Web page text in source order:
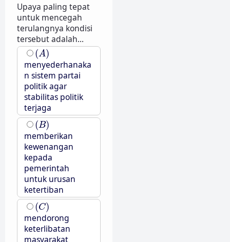
Upaya paling tepat
untuk mencegah
terulangnya kondisi
tersebut adalah...
(A)
(A)
menyederhanaka
n sistem partai
politik agar
stabilitas politik
terjaga
(B)
(B)
memberikan
kewenangan
kepada
pemerintah
untuk urusan
ketertiban
(C)
(C)
mendorong
keterlibatan
masyarakat